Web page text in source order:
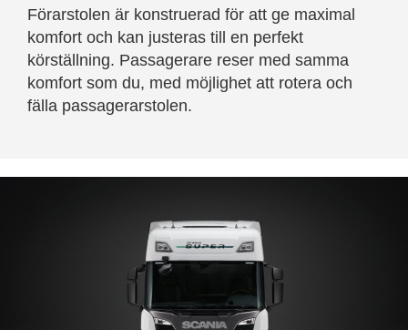
Förarstolen är konstruerad för att ge maximal
komfort och kan justeras till en perfekt
körställning. Passagerare reser med samma
komfort som du, med möjlighet att rotera och
fälla passagerarstolen.